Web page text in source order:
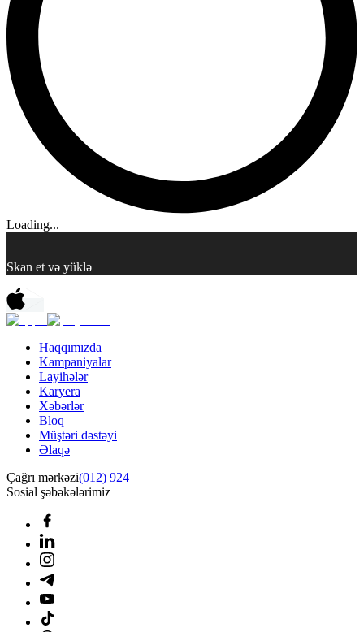
Loading...
Skan et və yüklə
Haqqımızda
Kampaniyalar
Layihələr
Karyera
Xəbərlər
Bloq
Müştəri dəstəyi
Əlaqə
Çağrı mərkəzi(012) 924
Sosial şəbəkələrimiz